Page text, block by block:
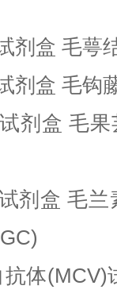
剂盒 毛萼
剂盒 毛钩
剂盒 毛
剂盒 毛
体(MCV)